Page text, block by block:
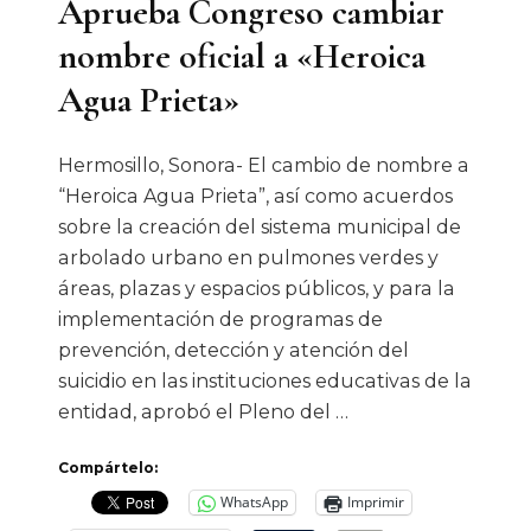
Aprueba Congreso cambiar
nombre oficial a «Heroica
Agua Prieta»
Hermosillo, Sonora- El cambio de nombre a
“Heroica Agua Prieta”, así como acuerdos
sobre la creación del sistema municipal de
arbolado urbano en pulmones verdes y
áreas, plazas y espacios públicos, y para la
implementación de programas de
prevención, detección y atención del
suicidio en las instituciones educativas de la
entidad, aprobó el Pleno del …
Compártelo:
WhatsApp
Imprimir